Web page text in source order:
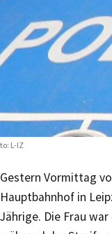
L-IZ
Gestern Vormittag
Hauptbahnhof in
Jährige. Die Frau